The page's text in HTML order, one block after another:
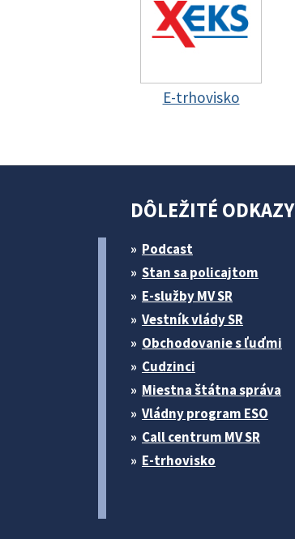
E-trhovisko
DÔLEŽITÉ ODKAZY
Podcast
Stan sa policajtom
E-služby MV SR
Vestník vlády SR
Obchodovanie s ľuďmi
Cudzinci
Miestna štátna správa
Vládny program ESO
Call centrum MV SR
E-trhovisko